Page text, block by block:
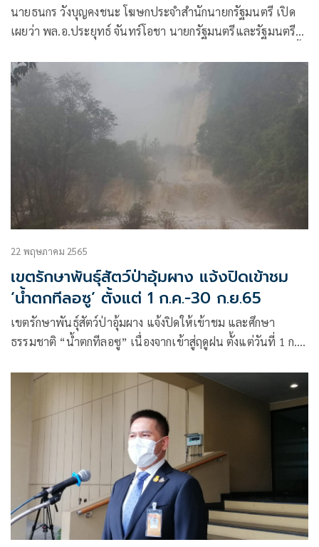
นายธนกร วังบุญคงชนะ โฆษกประจำสำนักนายกรัฐมนตรี เปิด
เผยว่า พล.อ.ประยุทธ์ จันทร์โอชา นายกรัฐมนตรีและรัฐมนตรี
อาจเจ็บป่วยจากโรคเลปโตสไปโรสิส หรือโรคไข้ฉี่หนู ที่มีสาเหตุ
มาจากสภาพภูมิอากาศที่มีฝนฟ้าคะนองและฝนตกหนักในหลาย
พื้นที่ของประเทศ
22 พฤษภาคม 2565
เขตรักษาพันธุ์สัตว์ป่าอุ้มผาง แจ้งปิดเข้าชม
‘น้ำตกทีลอซู’ ตั้งแต่ 1 ก.ค.-30 ก.ย.65
เขตรักษาพันธุ์สัตว์ป่าอุ้มผาง แจ้งปิดให้เข้าชม และศึกษา
ธรรมชาติ “น้ำตกทีลอซู” เนื่องจากเข้าสู่ฤดูฝน ตั้งแต่วันที่ 1 ก.ค.